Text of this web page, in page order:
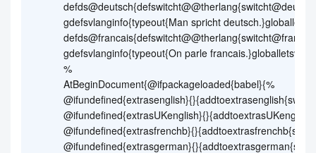
gdefsvlanginfo{typeout{Man spricht
gdefsvlanginfo{typeout{On parle
%
AtBeginDocument{@ifpackageloaded{babel}{%